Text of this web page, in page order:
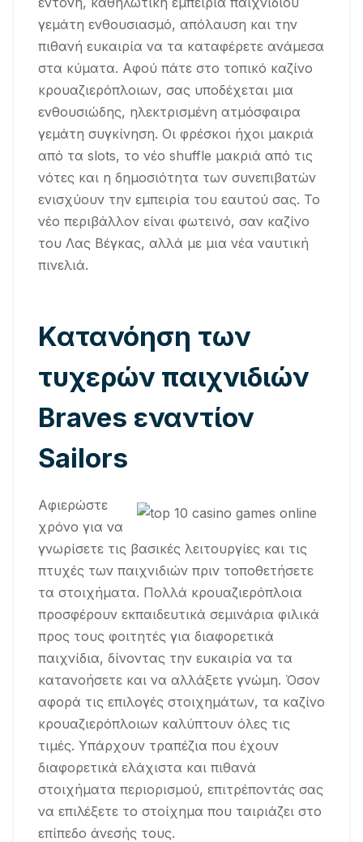
γεμάτη ενθουσιασμό, απόλαυση και την
πιθανή ευκαιρία να τα καταφέρετε ανάμεσα
στα κύματα. Αφού πάτε στο τοπικό καζίνο
κρουαζιερόπλοιων, σας υποδέχεται μια
ενθουσιώδης, ηλεκτρισμένη ατμόσφαιρα
γεμάτη συγκίνηση. Οι φρέσκοι ήχοι μακριά
από τα slots, το νέο shuffle μακριά από τις
νότες και η δημοσιότητα των συνεπιβατών
ενισχύουν την εμπειρία του εαυτού σας. Το
νέο περιβάλλον είναι φωτεινό, σαν καζίνο
του Λας Βέγκας, αλλά με μια νέα ναυτική
πινελιά.
Κατανόηση των
τυχερών παιχνιδιών
Braves εναντίον
Sailors
Αφιερώστε
χρόνο για να
γνωρίσετε τις βασικές λειτουργίες και τις
πτυχές των παιχνιδιών πριν τοποθετήσετε
τα στοιχήματα. Πολλά κρουαζιερόπλοια
προσφέρουν εκπαιδευτικά σεμινάρια φιλικά
προς τους φοιτητές για διαφορετικά
παιχνίδια, δίνοντας την ευκαιρία να τα
κατανοήσετε και να αλλάξετε γνώμη. Όσον
αφορά τις επιλογές στοιχημάτων, τα καζίνο
κρουαζιερόπλοιων καλύπτουν όλες τις
τιμές. Υπάρχουν τραπέζια που έχουν
διαφορετικά ελάχιστα και πιθανά
στοιχήματα περιορισμού, επιτρέποντάς σας
να επιλέξετε το στοίχημα που ταιριάζει στο
επίπεδο άνεσής τους.